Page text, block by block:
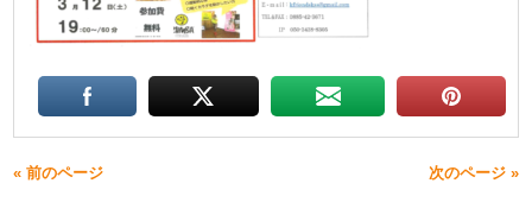
« 前のページ 次のページ »